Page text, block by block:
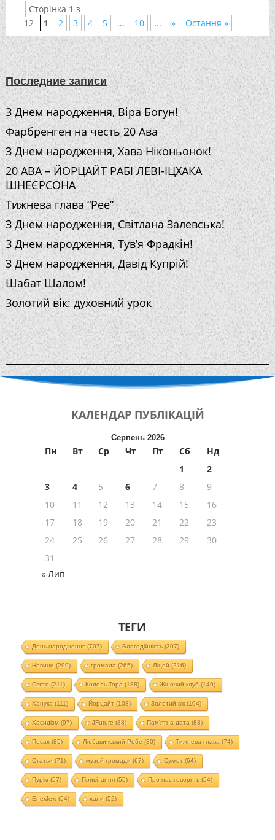
Сторінка 1 з
12
1 2 3 4 5 ... 10 ... » Остання »
Последние записи
З Днем народження, Віра Богун!
Фарбренген на честь 20 Ава
З Днем народження, Хава Ніконьонок!
20 АВА – ЙОРЦАЙТ РАБІ ЛЕВІ-ІЦХАКА
ШНЕЄРСОНА
Тижнева глава “Рее”
З Днем народження, Світлана Залевська!
З Днем народження, Тув’я Фрадкін!
З Днем народження, Давід Купрій!
Шабат Шалом!
Золотий вік: духовний урок
КАЛЕНДАР ПУБЛІКАЦІЙ
Серпень 2026
Пн Вт Ср Чт Пт Сб
Нд
1
2
3
4 5 6 7 8
9
10
11 12 13 14 15
16
17
18 19 20 21 22
23
24
25 26 27 28 29
30
31
« Лип
ТЕГИ
День народження(707) Благодійність(307)
Новини (299) громада (265) Ліцей (216)
Свято (211) Колель Тора (188) Жіночий клуб (149)
Ханука (111) Йорцайт (108) Золотий вік(104)
Хасидізм (97) JFuture (88) Пам'ятна дата (88)
Песах(85) Любавичський Ребе (80) Тижнева глава (74)
Статьи (71) музей громади (67) Суккот (64)
Пурім (57) Привітання(55) Про нас говорять(54)
EnerJew(54) хали (52)